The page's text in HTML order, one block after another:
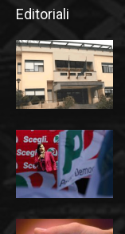
Editoriali